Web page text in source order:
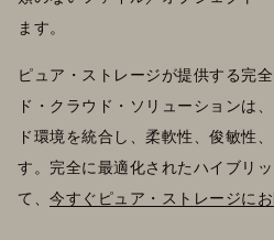
ます。
ピュア・ストレージが提供する完
ド・クラウド・ソリューションは
ド環境を統合し、柔軟性、俊敏性
す。完全に最適化されたハイブリ
て、 今すぐピュア・ストレージに